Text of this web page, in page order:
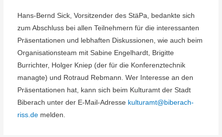
Hans-Bernd Sick, Vorsitzender des StäPa, bedankte sich
zum Abschluss bei allen Teilnehmern für die interessanten
Präsentationen und lebhaften Diskussionen, wie auch beim
Organisationsteam mit Sabine Engelhardt, Brigitte
Burrichter, Holger Kniep (der für die Konferenztechnik
managte) und Rotraud Rebmann. Wer Interesse an den
Präsentationen hat, kann sich beim Kulturamt der Stadt
Biberach unter der E-Mail-Adresse kulturamt@biberach-
riss.demelden.